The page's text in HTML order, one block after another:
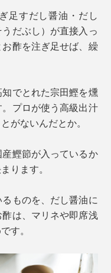
足すだし醤油・だし
だぶし）が直接入っ
酢を注ぎ足せば、繰
でとれた宗田鰹を燻
プロが使う高級出汁
がないんだとか。
鰹節が入っているか
ります。
ものを、だし醤油に
は、マリネや即席浅
す。